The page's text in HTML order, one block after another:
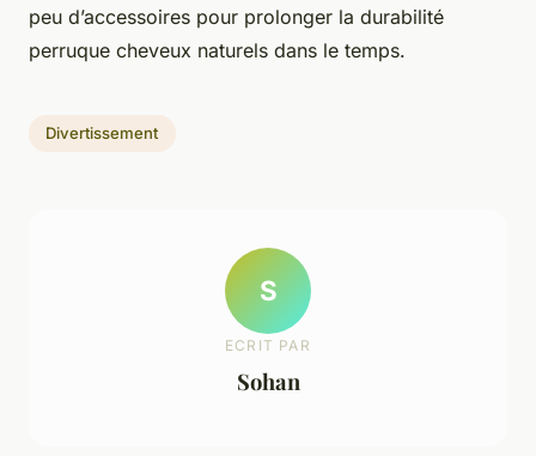
peu d’accessoires pour prolonger la durabilité
perruque cheveux naturels dans le temps.
Divertissement
S
ECRIT PAR
Sohan